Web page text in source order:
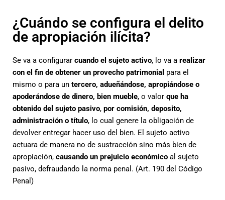
¿Cuándo se configura el delito
de apropiación ilícita?
Se va a configurar cuando el sujeto activo, lo va a realizar
con el fin de obtener un provecho patrimonial para el
mismo o para un tercero, adueñándose, apropiándose o
apoderándose de dinero, bien mueble, o valor que ha
obtenido del sujeto pasivo, por comisión, deposito,
administración o título, lo cual genere la obligación de
devolver entregar hacer uso del bien. El sujeto activo
actuara de manera no de sustracción sino más bien de
apropiación, causando un prejuicio económico al sujeto
pasivo, defraudando la norma penal. (Art. 190 del Código
Penal)